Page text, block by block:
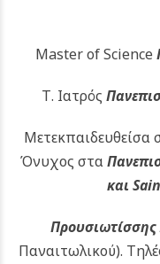
Master of Science
Τ. Ιατρός
Μετεκπαιδευθείσα
Όνυχος στα
και
Προυσιωτίσσης
Παναιτωλικού).